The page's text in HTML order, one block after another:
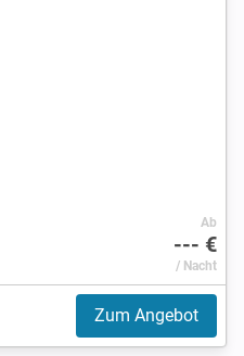
Ab
--- €
/ Nacht
Zum Angebot